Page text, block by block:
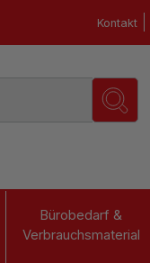
Kontakt
Bürobedarf &
Verbrauchsmaterial